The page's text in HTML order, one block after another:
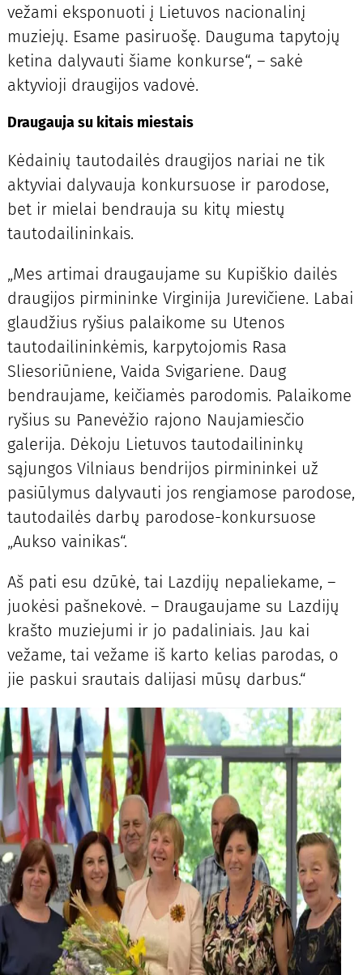
vežami eksponuoti į Lietuvos nacionalinį
muziejų. Esame pasiruošę. Dauguma tapytojų
ketina dalyvauti šiame konkurse“, – sakė
aktyvioji draugijos vadovė.
Draugauja su kitais miestais
Kėdainių tautodailės draugijos nariai ne tik
aktyviai dalyvauja konkursuose ir parodose,
bet ir mielai bendrauja su kitų miestų
tautodailininkais.
„Mes artimai draugaujame su Kupiškio dailės
draugijos pirmininke Virginija Jurevičiene. Labai
glaudžius ryšius palaikome su Utenos
tautodailininkėmis, karpytojomis Rasa
Sliesoriūniene, Vaida Svigariene. Daug
bendraujame, keičiamės parodomis. Palaikome
ryšius su Panevėžio rajono Naujamiesčio
galerija. Dėkoju Lietuvos tautodailininkų
sąjungos Vilniaus bendrijos pirmininkei už
pasiūlymus dalyvauti jos rengiamose parodose,
tautodailės darbų parodose-konkursuose
„Aukso vainikas“.
Aš pati esu dzūkė, tai Lazdijų nepaliekame, –
juokėsi pašnekovė. – Draugaujame su Lazdijų
krašto muziejumi ir jo padaliniais. Jau kai
vežame, tai vežame iš karto kelias parodas, o
jie paskui srautais dalijasi mūsų darbus.“